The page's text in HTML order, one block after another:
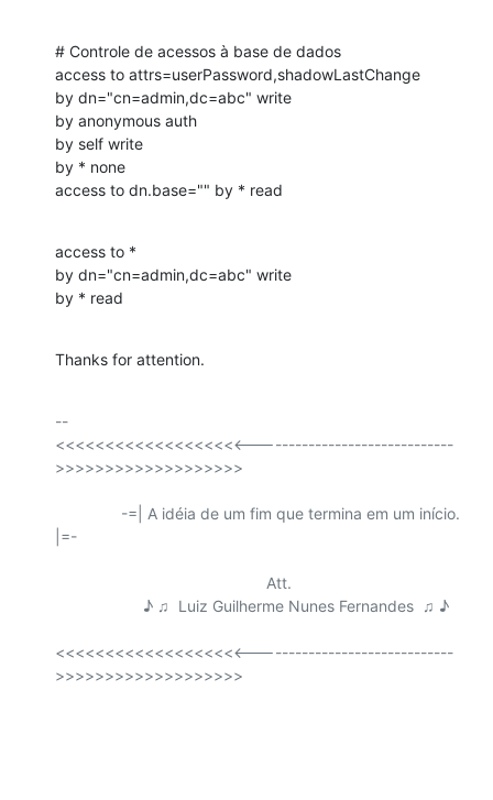
# Controle de acessos à base de dados
access to attrs=userPassword,shadowLastChange
by dn="cn=admin,dc=abc" write
by anonymous auth
by self write
by * none
access to dn.base="" by * read
access to *
by dn="cn=admin,dc=abc" write
by * read
Thanks for attention.
--
<<<<<<<<<<<<<<<<<<<------------------------------
>>>>>>>>>>>>>>>>>>>
|=-
<<<<<<<<<<<<<<<<<<<------------------------------
>>>>>>>>>>>>>>>>>>>